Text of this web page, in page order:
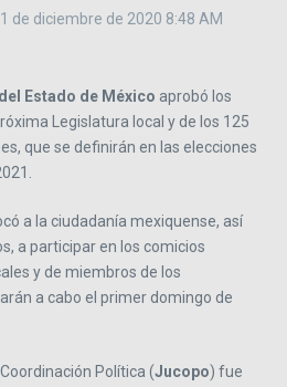
de diciembre de 2020 8:48 AM
Estado de México aprobó los
Legislatura local y de los 125
que se definirán en las elecciones
a la ciudadanía mexiquense, así
a participar en los comicios
y de miembros de los
a cabo el primer domingo de
Política (Jucopo) fue